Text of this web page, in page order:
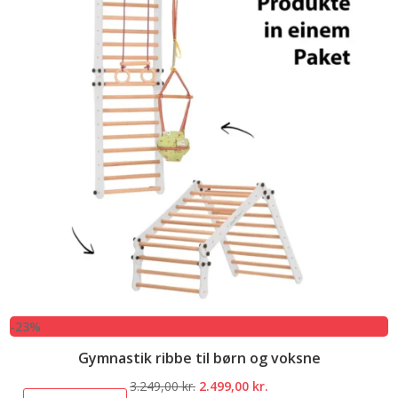
-23%
Gymnastik ribbe til børn og voksne
3.249,00kr. Den
2.499,00 kr.